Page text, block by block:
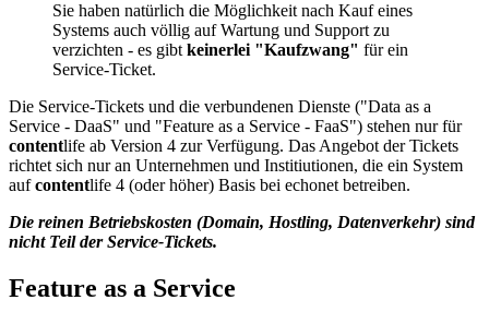
Sie haben natürlich die Möglichkeit nach Kauf eines
Systems auch völlig auf Wartung und Support zu
verzichten - es gibtkeinerlei "Kaufzwang" für ein
Service-Ticket.
Die Service-Tickets und die verbundenen Dienste ("Data as a
Service - DaaS" und "Feature as a Service - FaaS") stehen nur für
contentlife ab Version 4 zur Verfügung. Das Angebot der Tickets
richtet sich nur an Unternehmen und Institiutionen, die ein System
aufcontentlife 4 (oder höher) Basis bei echonet betreiben.
Die reinen Betriebskosten (Domain, Hostling, Datenverkehr) sind
nicht Teil der Service-Tickets.
Feature as a Service